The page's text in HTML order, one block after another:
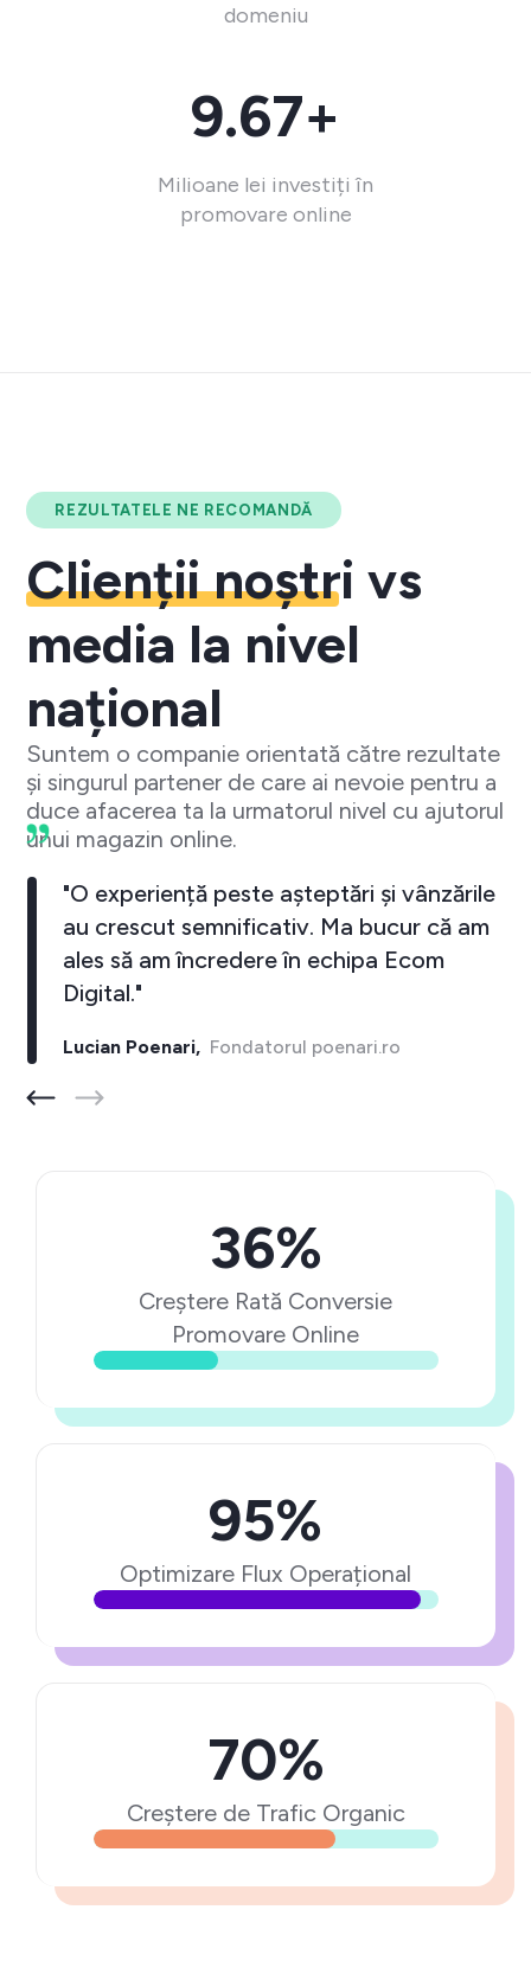
domeniu
9.67+
Milioane lei investiți în
promovare online
REZULTATELE NE RECOMANDĂ
Clienții noștri vs
media la nivel
național
Suntem o companie orientată către rezultate
și singurul partener de care ai nevoie pentru a
duce afacerea ta la urmatorul nivel cu ajutorul
unui magazin online.
"O experiență peste așteptări și vânzările
au crescut semnificativ. Ma bucur că am
ales să am încredere în echipa Ecom
Digital."
Lucian Poenari,Fondatorul poenari.ro
36%
Creștere Rată Conversie
Promovare Online
95%
Optimizare Flux Operațional
70%
Creștere de Trafic Organic